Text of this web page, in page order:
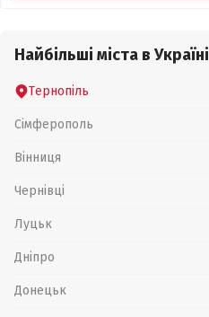
Найбільші міста в Україні
Тернопіль
Сімферополь
Вінниця
Чернівці
Луцьк
Дніпро
Донецьк